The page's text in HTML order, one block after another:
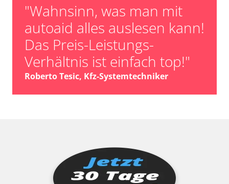
"Wahnsinn, was man mit
autoaid alles auslesen kann!
Das Preis-Leistungs-
Verhältnis ist einfach top!"
Roberto Tesic, Kfz-Systemtechniker